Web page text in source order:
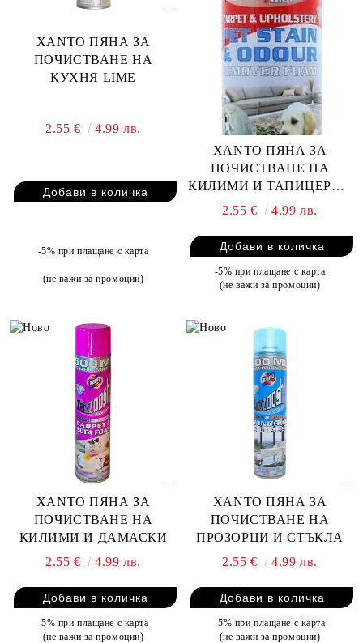
XANTO ПЯНА ЗА
ПОЧИСТВАНЕ НА
КУХНЯ LIME
2.55 € 4.99 лв.
-5% при плащане с карта
(не важи за промоции)
XANTO ПЯНА ЗА
ПОЧИСТВАНЕ НА
КИЛИМИ И ТАПИЦЕРИИ
ЗАЦАПАНИ ОТ
2.55 € 4.99 лв.
-5% при плащане с карта
(не важи за промоции)
XANTO ПЯНА ЗА
ПОЧИСТВАНЕ НА
КИЛИМИ И ДАМАСКИ
2.55 €
4.99 лв.
-5% при плащане с карта
(не важи за промоции)
XANTO ПЯНА ЗА
ПОЧИСТВАНЕ НА
ПРОЗОРЦИ И СТЪКЛА
2.55 €
4.99 лв.
-5% при плащане с карта
(не важи за промоции)